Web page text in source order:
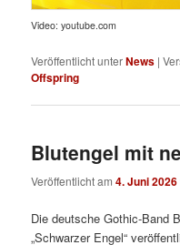
Video: youtube.com
Veröffentlicht unterNews |
Offspring
Blutengel mit
Veröffentlicht am4. Juni 2026
Die deutsche Gothic-Band
„Schwarzer Engel“